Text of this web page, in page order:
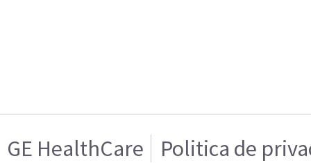
GE HealthCare Politica de